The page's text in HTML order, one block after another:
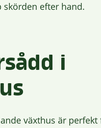
skörden efter hand.
i
växthus är perfekt